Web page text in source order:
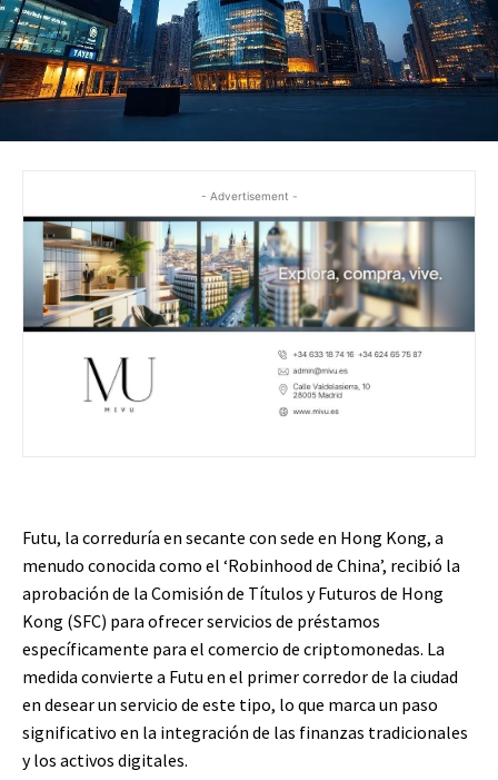
- Advertisement -
Futu, la correduría en secante con sede en Hong Kong, a
menudo conocida como el ‘Robinhood de China’, recibió la
aprobación de la Comisión de Títulos y Futuros de Hong
Kong (SFC) para ofrecer servicios de préstamos
específicamente para el comercio de criptomonedas. La
medida convierte a Futu en el primer corredor de la ciudad
en desear un servicio de este tipo, lo que marca un paso
significativo en la integración de las finanzas tradicionales
y los activos digitales.